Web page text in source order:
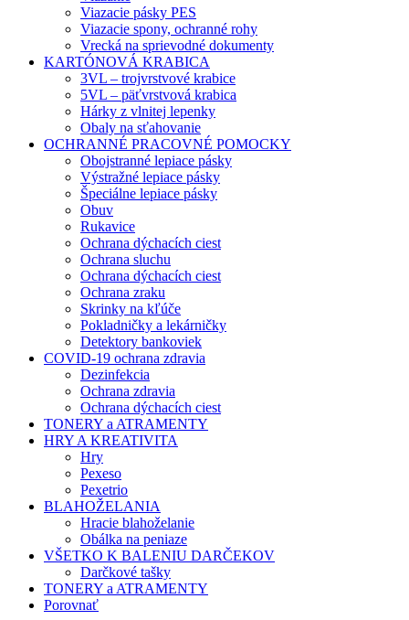
Viazacie pásky PES
Viazacie spony, ochranné rohy
Vrecká na sprievodné dokumenty
KARTÓNOVÁ KRABICA
3VL – trojvrstvové krabice
5VL – päťvrstvová krabica
Hárky z vlnitej lepenky
Obaly na sťahovanie
OCHRANNÉ PRACOVNÉ POMOCKY
Obojstranné lepiace pásky
Výstražné lepiace pásky
Špeciálne lepiace pásky
Obuv
Rukavice
Ochrana dýchacích ciest
Ochrana sluchu
Ochrana dýchacích ciest
Ochrana zraku
Skrinky na kľúče
Pokladničky a lekárničky
Detektory bankoviek
COVID-19 ochrana zdravia
Dezinfekcia
Ochrana zdravia
Ochrana dýchacích ciest
TONERY a ATRAMENTY
HRY A KREATIVITA
Hry
Pexeso
Pexetrio
BLAHOŽELANIA
Hracie blahoželanie
Obálka na peniaze
VŠETKO K BALENIU DARČEKOV
Darčkové tašky
TONERY a ATRAMENTY
Porovnať